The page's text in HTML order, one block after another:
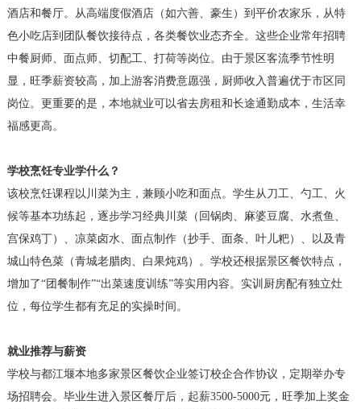
酒店和餐厅。从高端度假酒店（如六善、豪生）到平价农家乐，从特
色小吃店到团队餐饮接待点，各类餐饮业态齐全。这些企业常年招聘
中餐厨师、面点师、切配工、打荷等岗位。由于景区客流季节性明
显，旺季薪资较高，加上游客消费意愿强，厨师收入普遍优于市区同
岗位。更重要的是，本地就业可以省去房租和长途通勤成本，生活幸
福感更高。
学校烹饪专业学什么？
该校烹饪课程以川菜为主，兼顾小吃和面点。学生从刀工、勺工、火
候等基本功练起，逐步学习经典川菜（回锅肉、麻婆豆腐、水煮鱼、
宫保鸡丁）、凉菜卤水、面点制作（抄手、面条、叶儿粑）、以及青
城山特色菜（青城老腊肉、白果炖鸡）。学校还根据景区餐饮特点，
增加了“团餐制作”“出菜速度训练”等实用内容。实训厨房配有独立灶
位，每位学生都有充足的实操时间。
就业推荐与薪资
学校与都江堰本地多家景区餐饮企业签订校企合作协议，定期举办专
场招聘会。毕业生进入景区餐厅后，起薪3500-5000元，旺季加上奖金